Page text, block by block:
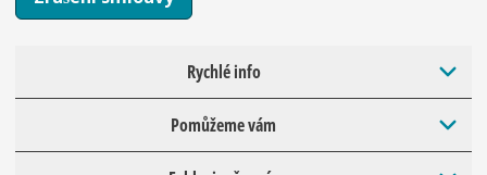
Rychlé info
Pomůžeme vám